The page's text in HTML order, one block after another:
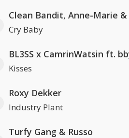
Cry Baby
BL3SS x CamrinWatsin ft.
Kisses
Roxy Dekker
Industry Plant
Turfy Gang & Russo